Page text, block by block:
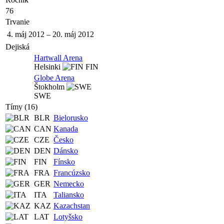
76
Trvanie
4. máj 2012 – 20. máj 2012
Dejiská
Hartwall Arena
Helsinki
FIN
Globe Arena
Štokholm
SWE
Tímy (16)
BLR Bielorusko
CAN Kanada
CZE Česko
DEN Dánsko
FIN
Fínsko
FRA Francúzsko
GER Nemecko
ITA
Taliansko
KAZ Kazachstan
LAT Lotyšsko